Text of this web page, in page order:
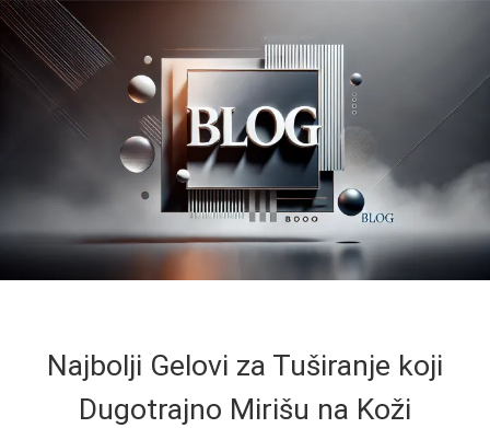
Najbolji Gelovi za Tuširanje koji
Dugotrajno Mirišu na Koži